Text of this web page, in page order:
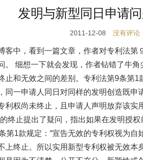
发明与新型同日申请
2011-12-08 没有评论
客中，看到一篇文章，作者对专利法第
。 细想一下就会发现，作者钻错了牛
止和无效之间的差别。专利法第9条第1
同一申请人同日对同样的发明创造既申
利权尚未终止，且申请人声明放弃该实
终止提出了疑问，指出如果在发明授
第1款规定：“宣告无效的专利权视为自
上终止。所以实用新型专利权被无效本